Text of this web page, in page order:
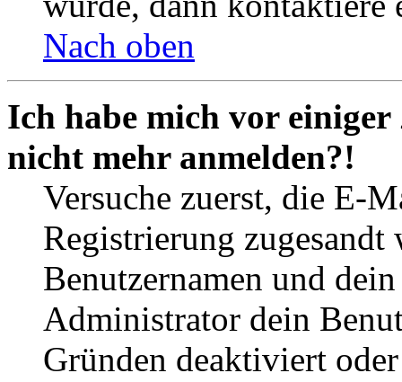
Nach oben
Ich habe mich vor
nicht mehr anmelden?!
Versuche zuerst, die E-
Registrierung
Benutzernamen und
Administrator dein
Gründen deaktiviert